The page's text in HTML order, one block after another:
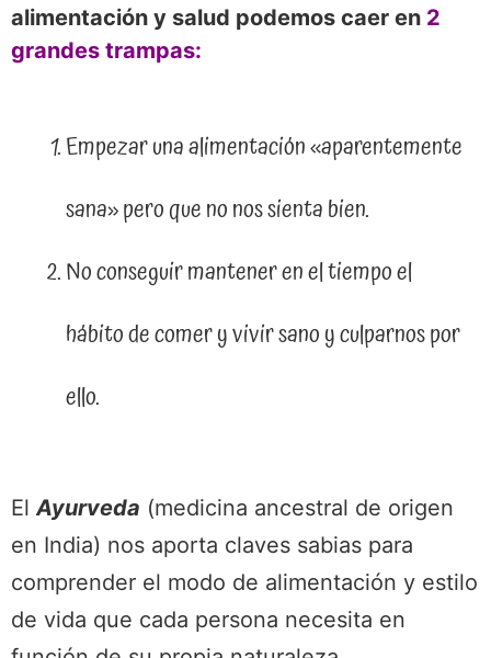
alimentación y salud podemos caer en 2
grandes trampas:
Empezar una alimentación «aparentemente
sana» pero que no nos sienta bien.
No conseguir mantener en el tiempo el
hábito de comer y vivir sano y culparnos por
ello.
El Ayurveda (medicina ancestral de origen
en India) nos aporta claves sabias para
comprender el modo de alimentación y estilo
de vida que cada persona necesita en